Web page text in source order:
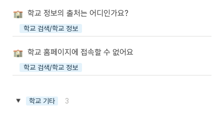
학교 정보의 출처는 어디인가요?
학교 검색/학교 정보
학교 홈페이지에 접속할 수 없어요
학교 검색/학교 정보
학교 기타 3